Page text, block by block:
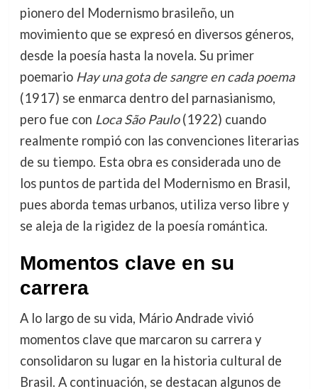
pionero del Modernismo brasileño, un
movimiento que se expresó en diversos géneros,
desde la poesía hasta la novela. Su primer
poemario Hay una gota de sangre en cada poema
(1917) se enmarca dentro del parnasianismo,
pero fue con Loca São Paulo(1922) cuando
realmente rompió con las convenciones literarias
de su tiempo. Esta obra es considerada uno de
los puntos de partida del Modernismo en Brasil,
pues aborda temas urbanos, utiliza verso libre y
se aleja de la rigidez de la poesía romántica.
Momentos clave en su
carrera
A lo largo de su vida, Mário Andrade vivió
momentos clave que marcaron su carrera y
consolidaron su lugar en la historia cultural de
Brasil. A continuación, se destacan algunos de